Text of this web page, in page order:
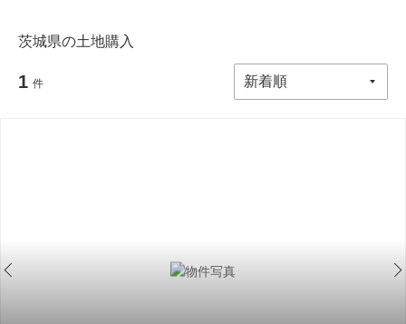
茨城県の土地購入
1 件